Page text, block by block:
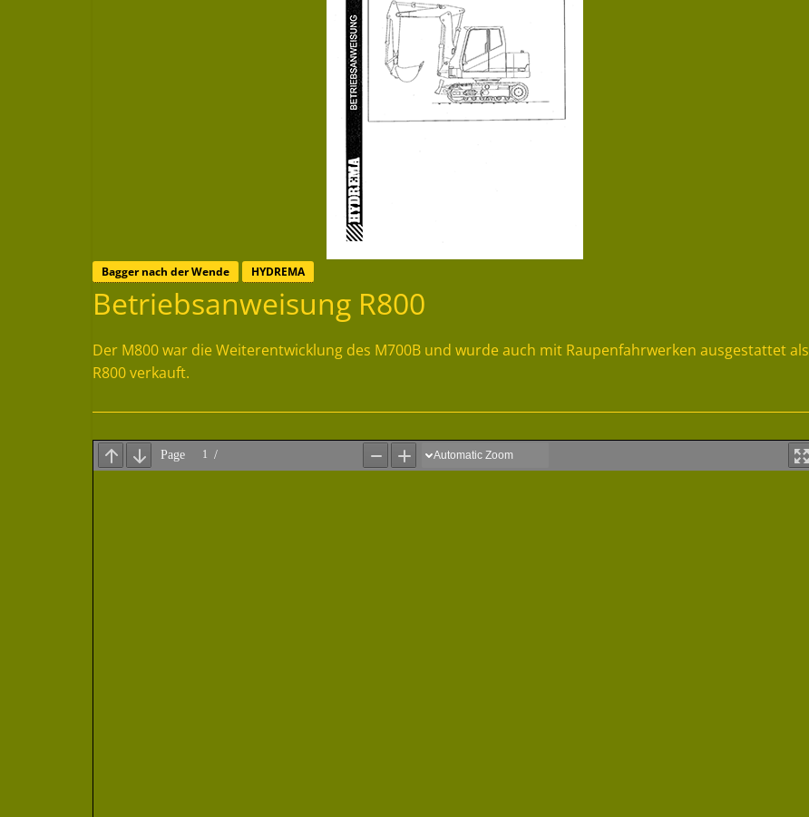
Bagger nach der Wende HYDREMA
Betriebsanweisung R800
Der M800 war die Weiterentwicklung des M700B und wurde auch mit Raupenfahrwerken ausgestattet als
R800 verkauft.